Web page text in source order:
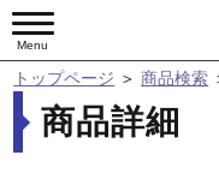
Menu
トップページ ＞商品検索
商品詳細